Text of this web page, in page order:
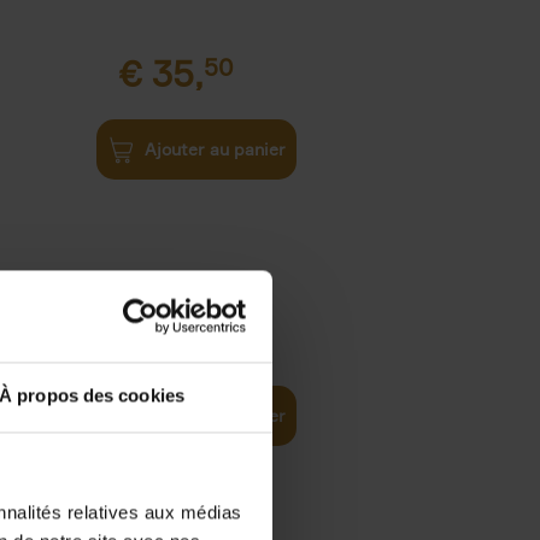
À propos des cookies
relatives aux médias
€ 35,50
Ajouter au panier
37,50
Ajouter au panier